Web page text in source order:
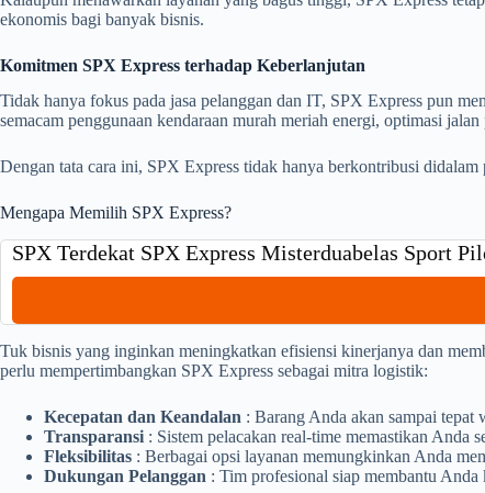
ekonomis bagi banyak bisnis.
Komitmen SPX Express terhadap Keberlanjutan
Tidak hanya fokus pada jasa pelanggan dan IT, SPX Express pun
semacam penggunaan kendaraan murah meriah energi, optimasi
Dengan tata cara ini, SPX Express tidak hanya berkontribusi
Mengapa Memilih SPX Express?
SPX Terdekat SPX Express Misterduabelas Sport
Tuk bisnis yang inginkan meningkatkan efisiensi kinerjanya dan
perlu mempertimbangkan SPX Express sebagai mitra logistik:
Kecepatan dan Keandalan : Barang Anda akan sampai
Transparansi : Sistem pelacakan real-time memastikan Anda
Fleksibilitas : Berbagai opsi layanan memungkinkan Anda
Dukungan Pelanggan : Tim profesional siap membantu Anda